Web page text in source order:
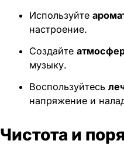
Используйте
настроение.
Создайте
музыку.
Воспользуйтесь
напряжение и
Чистота и